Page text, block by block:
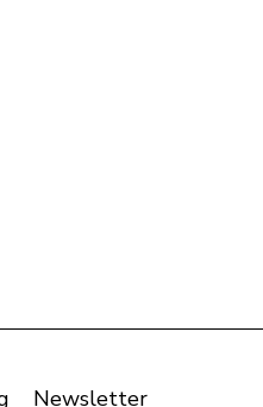
Newsletter